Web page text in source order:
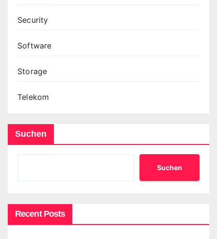
Security
Software
Storage
Telekom
Suchen
Suchen
Recent Posts